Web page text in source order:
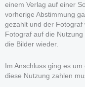
einem Verlag auf einer
vorherige Abstimmung
gezahlt und der
Fotograf auf die
die Bilder wieder.
Im Anschluss ging es
diese Nutzung zahlen